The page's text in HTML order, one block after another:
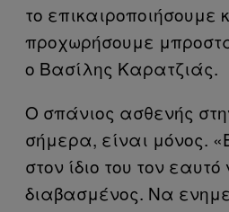
το επικαιροποιήσουμε
προχωρήσουμε
ο Βασίλης Καρατζιάς.
Ο σπάνιος ασθενής
σήμερα, είναι μόνος.
στον ίδιο του τον εαυτό
διαβασμένος. Να